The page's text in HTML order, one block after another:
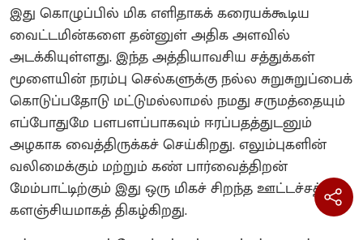
இது கொழுப்பில் மிக எளிதாகக் கரையக்கூடிய
வைட்டமின்களை தன்னுள் அதிக அளவில்
அடக்கியுள்ளது. இந்த அத்தியாவசிய சத்துக்கள்
மூளையின் நரம்பு செல்களுக்கு நல்ல சுறுசுறுப்பைக்
கொடுப்பதோடு மட்டுமல்லாமல் நமது சருமத்தையும்
எப்போதுமே பளபளப்பாகவும் ஈரப்பதத்துடனும்
அழகாக வைத்திருக்கச் செய்கிறது. எலும்புகளின்
வலிமைக்கும் மற்றும் கண் பார்வைத்திறன்
மேம்பாட்டிற்கும் இது ஒரு மிகச் சிறந்த ஊட்டச்சத்து
களஞ்சியமாகத் திகழ்கிறது.